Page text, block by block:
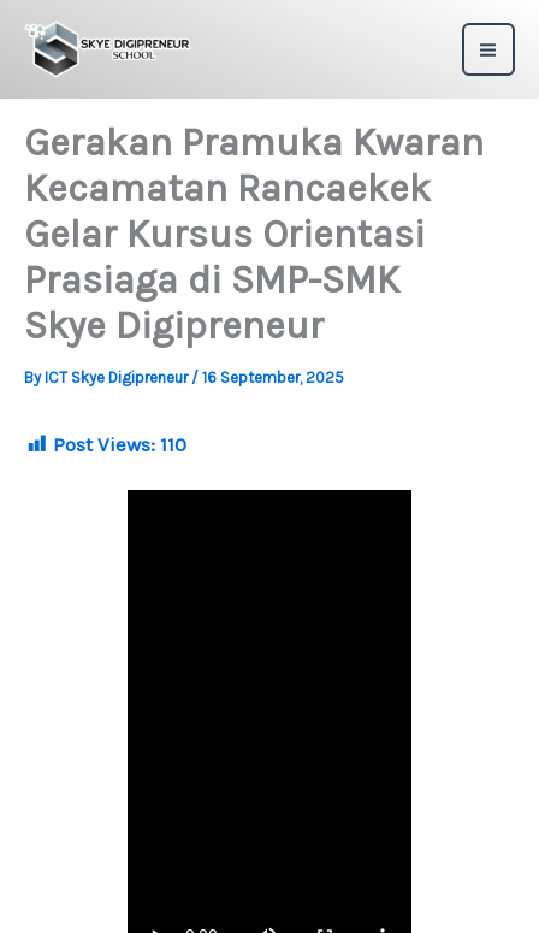
content
Gerakan Pramuka Kwaran
Kecamatan Rancaekek
Gelar Kursus Orientasi
Prasiaga di SMP-SMK
Skye Digipreneur
By ICT Skye Digipreneur / 16 September, 2025
Post Views: 110